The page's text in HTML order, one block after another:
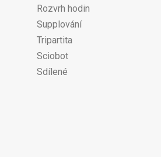
Rozvrh hodin
Supplování
Tripartita
Sciobot
Sdílené